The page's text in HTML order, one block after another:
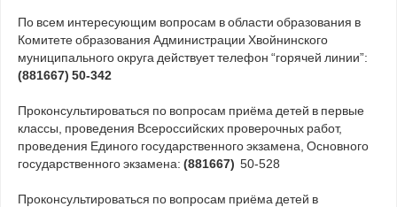
По всем интересующим вопросам в области образования в
Комитете образования Администрации Хвойнинского
муниципального округа действует телефон “горячей линии”:
(881667) 50-342
Проконсультироваться по вопросам приёма детей в первые
классы, проведения Всероссийских проверочных работ,
проведения Единого государственного экзамена, Основного
государственного экзамена: (881667) 50-528
Проконсультироваться по вопросам приёма детей в